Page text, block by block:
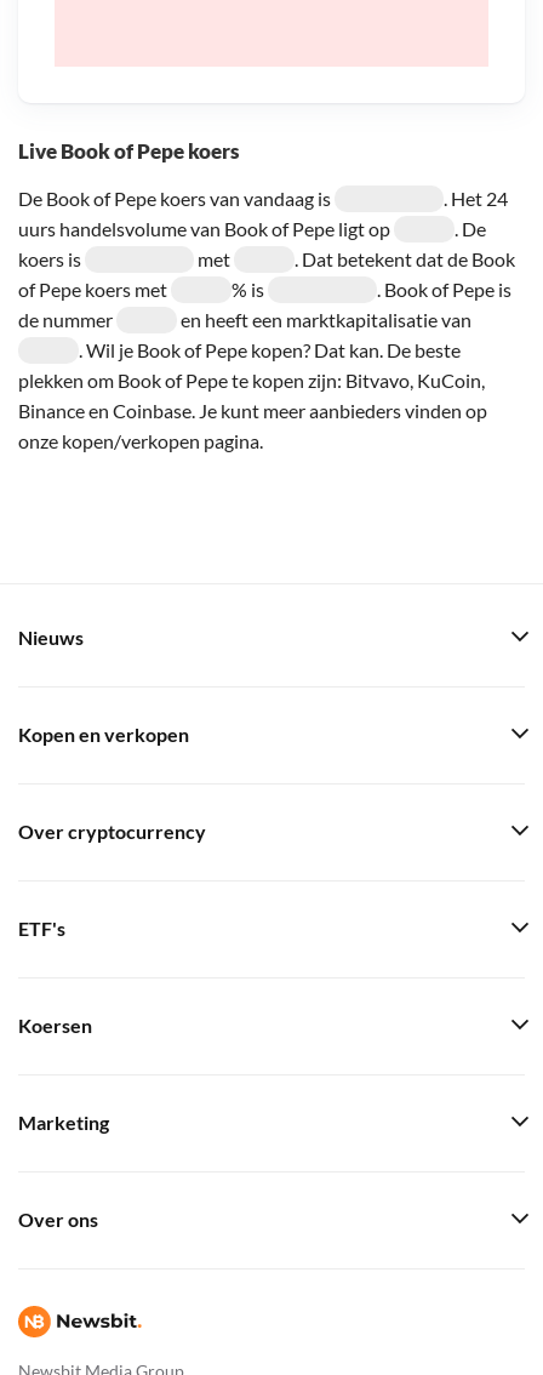
Live Book of Pepe koers
De Book of Pepe koers van vandaag is
. Het 24
uurs handelsvolume van Book of Pepe ligt op
. De
koers is
met
. Dat betekent dat de Book
of Pepe koers met
% is
. Book of Pepe is
de nummer
en heeft een marktkapitalisatie van
. Wil je Book of Pepe kopen? Dat kan. De beste
plekken om Book of Pepe te kopen zijn: Bitvavo, KuCoin,
Binance en Coinbase. Je kunt meer aanbieders vinden op
onze kopen/verkopen pagina.
Newsbit Media Group
Nieuws
Kopen en verkopen
Over cryptocurrency
ETF's
Koersen
Marketing
Over ons